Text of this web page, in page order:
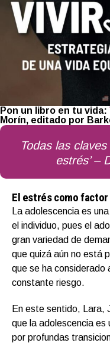
Pon un libro en tu vida:
Morín, editado por
Todas las
estrés’ –
El estrés como
La adolescencia es
el individuo, pues el
gran variedad de
que quizá aún no está
que se ha
constante riesgo.
En este sentido, Lara,
que la adolescencia
por profundas